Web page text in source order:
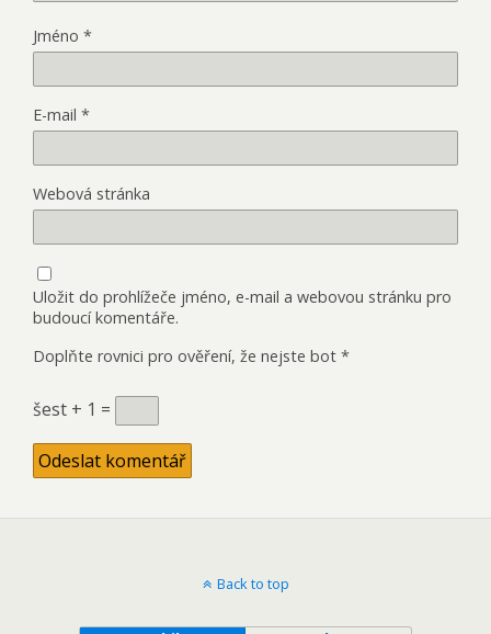
Jméno *
E-mail *
Webová stránka
Uložit do prohlížeče jméno, e-mail a webovou stránku pro
budoucí komentáře.
Doplňte rovnici pro ověření, že nejste bot *
šest + 1 =
Back to top